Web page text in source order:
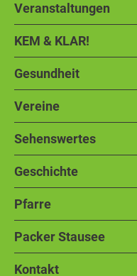
Veranstaltungen
KEM & KLAR!
Gesundheit
Vereine
Sehenswertes
Geschichte
Pfarre
Packer Stausee
Kontakt